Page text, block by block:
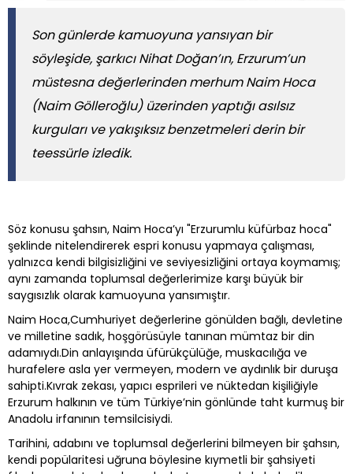
Son günlerde kamuoyuna yansıyan bir
söyleşide, şarkıcı Nihat Doğan’ın, Erzurum’un
müstesna değerlerinden merhum Naim Hoca
(Naim Gölleroğlu) üzerinden yaptığı asılsız
kurguları ve yakışıksız benzetmeleri derin bir
teessürle izledik.
Söz konusu şahsın, Naim Hoca’yı "Erzurumlu küfürbaz hoca"
şeklinde nitelendirerek espri konusu yapmaya çalışması,
yalnızca kendi bilgisizliğini ve seviyesizliğini ortaya koymamış;
aynı zamanda toplumsal değerlerimize karşı büyük bir
saygısızlık olarak kamuoyuna yansımıştır.
Naim Hoca,Cumhuriyet değerlerine gönülden bağlı, devletine
ve milletine sadık, hoşgörüsüyle tanınan mümtaz bir din
adamıydı.Din anlayışında üfürükçülüğe, muskacılığa ve
hurafelere asla yer vermeyen, modern ve aydınlık bir duruşa
sahipti.Kıvrak zekası, yapıcı esprileri ve nüktedan kişiliğiyle
Erzurum halkının ve tüm Türkiye’nin gönlünde taht kurmuş bir
Anadolu irfanının temsilcisiydi.
Tarihini, adabını ve toplumsal değerlerini bilmeyen bir şahsın,
kendi popülaritesi uğruna böylesine kıymetli bir şahsiyeti